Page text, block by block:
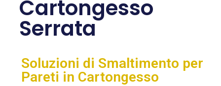
Cartongesso
Serrata
Soluzioni di Smaltimento per
Pareti in Cartongesso